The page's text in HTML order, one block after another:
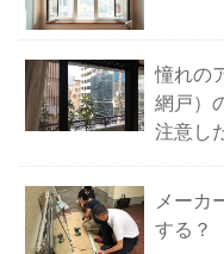
憧れの
網戸）
注意し
メーカ
する？